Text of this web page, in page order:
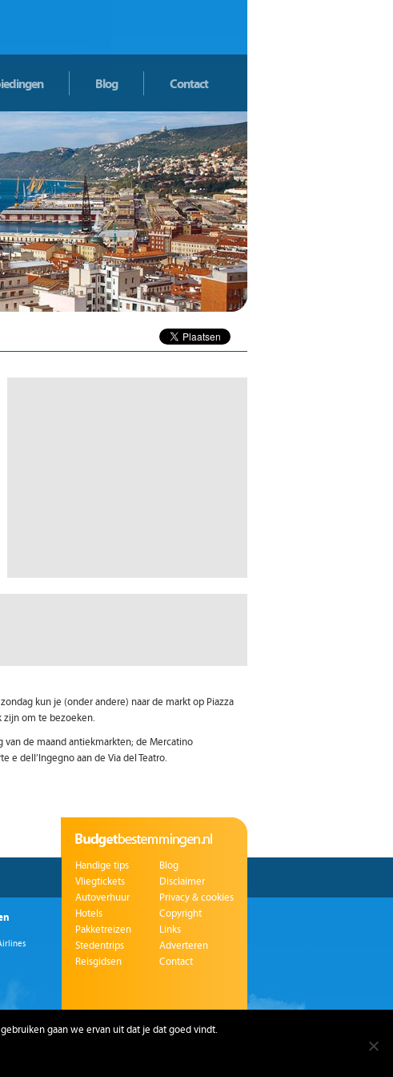
Blog Contact
kun je (onder andere) naar de markt op Piazza
zijn om te bezoeken.
de maand antiekmarkten; de Mercatino
e dell’Ingegno aan de Via del Teatro.
Handige tips
Vliegtickets
Autoverhuur
Hotels
Pakketreizen
Stedentrips
Reisgidsen
Blog
Disclaimer
Privacy & cookies
Copyright
Links
Adverteren
Contact
gaan we ervan uit dat je dat goed vindt.